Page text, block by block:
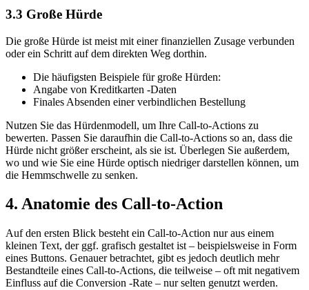
3.3 Große Hürde
Die große Hürde ist meist mit einer finanziellen Zusage verbunden
oder ein Schritt auf dem direkten Weg dorthin.
Die häufigsten Beispiele für große Hürden:
Angabe von Kreditkarten -Daten
Finales Absenden einer verbindlichen Bestellung
Nutzen Sie das Hürdenmodell, um Ihre Call-to-Actions zu
bewerten. Passen Sie daraufhin die Call-to-Actions so an, dass die
Hürde nicht größer erscheint, als sie ist. Überlegen Sie außerdem,
wo und wie Sie eine Hürde optisch niedriger darstellen können, um
die Hemmschwelle zu senken.
4. Anatomie des Call-to-Action
Auf den ersten Blick besteht ein Call-to-Action nur aus einem
kleinen Text, der ggf. grafisch gestaltet ist – beispielsweise in Form
eines Buttons. Genauer betrachtet, gibt es jedoch deutlich mehr
Bestandteile eines Call-to-Actions, die teilweise – oft mit negativem
Einfluss auf die Conversion -Rate – nur selten genutzt werden.